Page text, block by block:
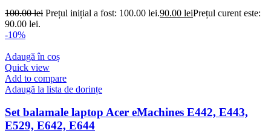
100.00lei Prețul inițial a fost: 100.00 lei.90.00 leiPrețul curent este:
90.00 lei.
-10%
Adaugă în coș
Quick view
Add to compare
Adaugă la lista de dorințe
Set balamale laptop Acer eMachines E442, E443,
E529, E642, E644